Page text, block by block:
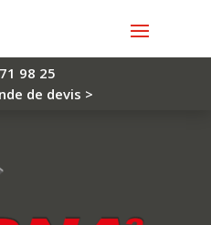
98 25
de devis >
maison